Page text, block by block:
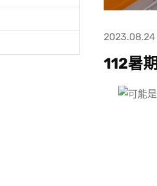
2023.08.24
112暑